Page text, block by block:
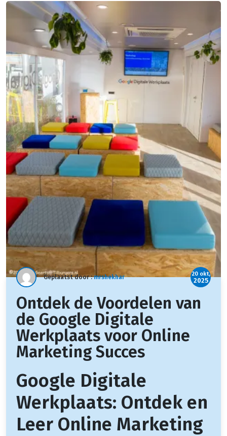
Geplaatst door :mrshekhar 20 okt,
2025
Ontdek de Voordelen van
de Google Digitale
Werkplaats voor Online
Marketing Succes
Google Digitale
Werkplaats: Ontdek en
Leer Online Marketing